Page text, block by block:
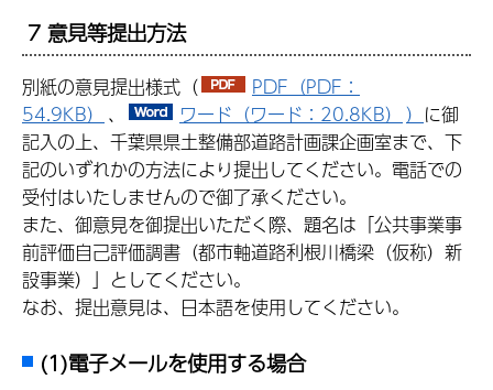
7 意見等提出方法
別紙の意見提出様式（
PDF（PDF：
54.9KB） 、 ワード（ワード：20.8KB） ） に御
記入の上、千葉県県土整備部道路計画課企画室まで、下
記のいずれかの方法により提出してください。電話での
受付はいたしませんので御了承ください。
また、御意見を御提出いただく際、題名は「公共事業事
前評価自己評価調書（都市軸道路利根川橋梁（仮称）新
設事業）」としてください。
なお、提出意見は、日本語を使用してください。
(1)電子メールを使用する場合